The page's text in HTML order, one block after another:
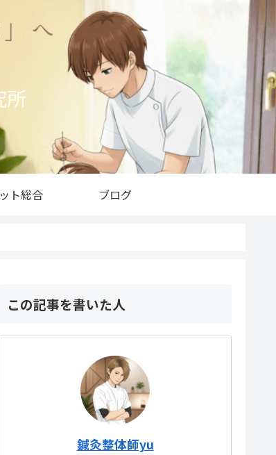
所
ト総合 ブログ
この記事を書いた人
鍼灸整体師yu